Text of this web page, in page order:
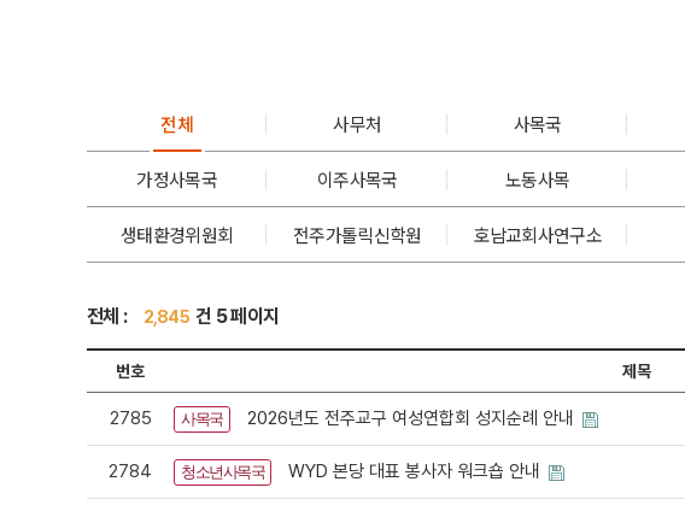
전체 사무처 사목국
가정사목국 이주사목국 노동사목
생태환경위원회 전주가톨릭신학원 호남교회사연구소
전체 : 2,845 건 5 페이지
번호 제목
2785 사목국 2026년도 전주교구 여성연합회 성지순례 안내
2784 청소년사목국 WYD 본당 대표 봉사자 워크숍 안내